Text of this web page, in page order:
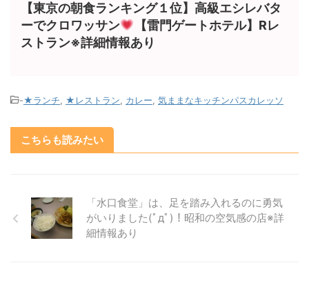
【東京の朝食ランキング１位】高級エシレバタ
ーでクロワッサン
【雷門ゲートホテル】Rレ
ストラン※詳細情報あり
-★ランチ ★レストラン カレー 気ままなキッチンパスカレッソ
こちらも読みたい
「水口食堂」は、足を踏み入れるのに勇気
がいりました(ﾟдﾟ)！昭和の空気感の店※詳
細情報あり